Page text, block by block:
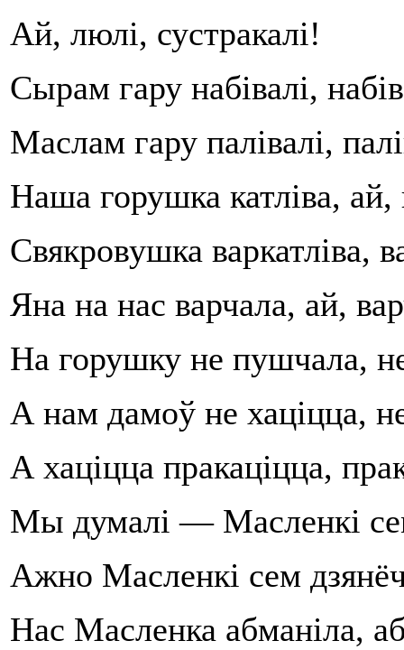
Ай, люлі, сустракалі!
Сырам гару набівалі,
Маслам гару палівалі,
Наша горушка катліва, ай,
Свякровушка варкатліва,
Яна на нас варчала, ай,
На горушку не пушчала,
А нам дамоў не хаціцца,
А хаціцца пракаціцца,
Мы думалі — Масленкі
Ажно Масленкі сем
Нас Масленка абманіла,